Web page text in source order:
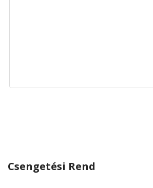
Csengetési Rend